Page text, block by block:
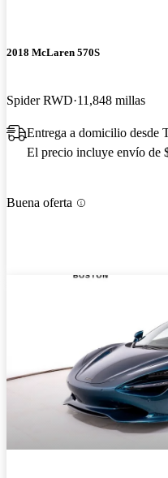
2018 McLaren 570S
Spider RWD 11,848 millas
Entrega a domicilio desde
El precio incluye envío de
Buena oferta